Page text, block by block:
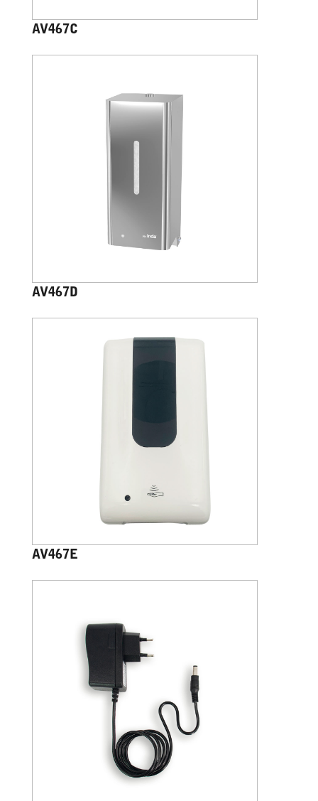
AV467C
AV467D
AV467E